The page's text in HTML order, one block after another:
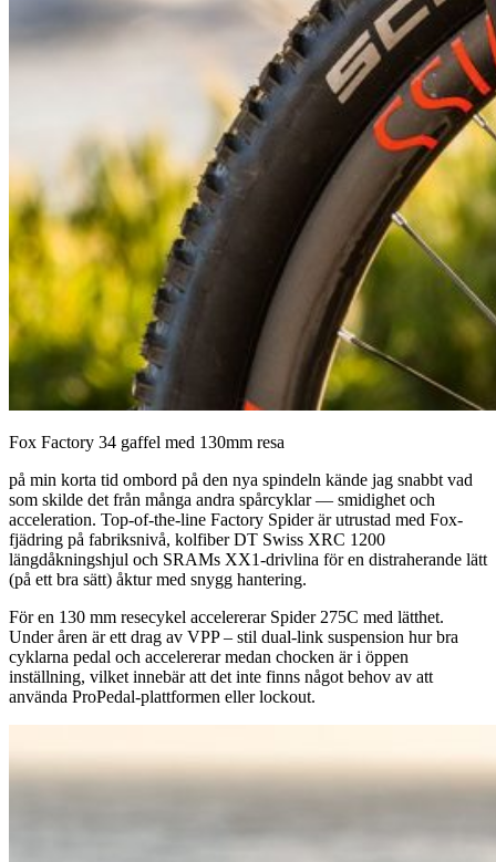
Fox Factory 34 gaffel med 130mm resa
på min korta tid ombord på den nya spindeln kände jag snabbt vad
som skilde det från många andra spårcyklar — smidighet och
acceleration. Top-of-the-line Factory Spider är utrustad med Fox-
fjädring på fabriksnivå, kolfiber DT Swiss XRC 1200
längdåkningshjul och SRAMs XX1-drivlina för en distraherande lätt
(på ett bra sätt) åktur med snygg hantering.
För en 130 mm resecykel accelererar Spider 275C med lätthet.
Under åren är ett drag av VPP – stil dual-link suspension hur bra
cyklarna pedal och accelererar medan chocken är i öppen
inställning, vilket innebär att det inte finns något behov av att
använda ProPedal-plattformen eller lockout.